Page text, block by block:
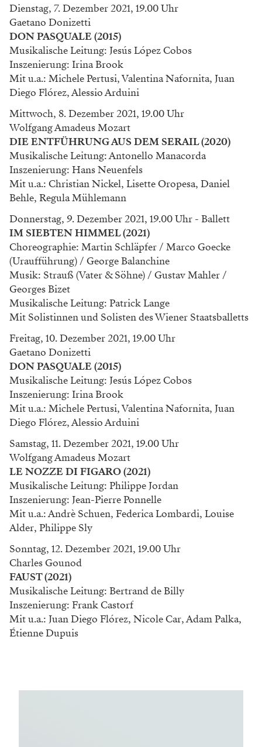
Dienstag, 7. Dezember 2021, 19.00 Uhr
Gaetano Donizetti
DON PASQUALE (2015)
Musikalische Leitung: Jesús López Cobos
Inszenierung: Irina Brook
Mit u.a.: Michele Pertusi, Valentina Nafornita, Juan
Diego Flórez, Alessio Arduini
Mittwoch, 8. Dezember 2021, 19.00 Uhr
Wolfgang Amadeus Mozart
DIE ENTFÜHRUNG AUS DEM SERAIL (2020)
Musikalische Leitung: Antonello Manacorda
Inszenierung: Hans Neuenfels
Mit u.a.: Christian Nickel, Lisette Oropesa, Daniel
Behle, Regula Mühlemann
Donnerstag, 9. Dezember 2021, 19.00 Uhr - Ballett
IM SIEBTEN HIMMEL (2021)
Choreographie: Martin Schläpfer / Marco Goecke
(Uraufführung) / George Balanchine
Musik: Strauß (Vater & Söhne) / Gustav Mahler /
Georges Bizet
Musikalische Leitung: Patrick Lange
Mit Solistinnen und Solisten des Wiener Staatsballetts
Freitag, 10. Dezember 2021, 19.00 Uhr
Gaetano Donizetti
DON PASQUALE (2015)
Musikalische Leitung: Jesús López Cobos
Inszenierung: Irina Brook
Mit u.a.: Michele Pertusi, Valentina Nafornita, Juan
Diego Flórez, Alessio Arduini
Samstag, 11. Dezember 2021, 19.00 Uhr
Wolfgang Amadeus Mozart
LE NOZZE DI FIGARO (2021)
Musikalische Leitung: Philippe Jordan
Inszenierung: Jean-Pierre Ponnelle
Mit u.a.: Andrè Schuen, Federica Lombardi, Louise
Alder, Philippe Sly
Sonntag, 12. Dezember 2021, 19.00 Uhr
Charles Gounod
FAUST (2021)
Musikalische Leitung: Bertrand de Billy
Inszenierung: Frank Castorf
Mit u.a.: Juan Diego Flórez, Nicole Car, Adam Palka,
Étienne Dupuis